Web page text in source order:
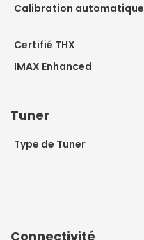
Calibration automatique
Certifié THX
IMAX Enhanced
Tuner
Type de Tuner
Connectivité